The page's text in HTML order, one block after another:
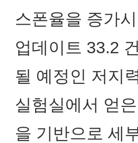
스폰율을 증가
업데이트 33.2
될 예정인 저지
실험실에서 얻
을 기반으로 세